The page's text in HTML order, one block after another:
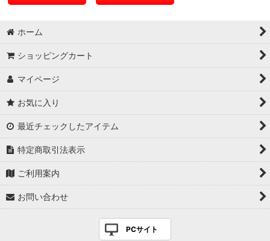
ホーム
ショッピングカート
マイページ
お気に入り
最近チェックしたアイテム
特定商取引法表示
ご利用案内
お問い合わせ
PCサイト